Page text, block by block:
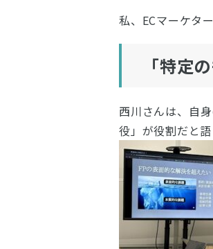
私、ECマーケタ
「特定
西川さんは、自
役」が役割だと語